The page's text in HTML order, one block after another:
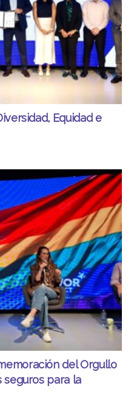
Equidad e
del Orgullo
seguros para la